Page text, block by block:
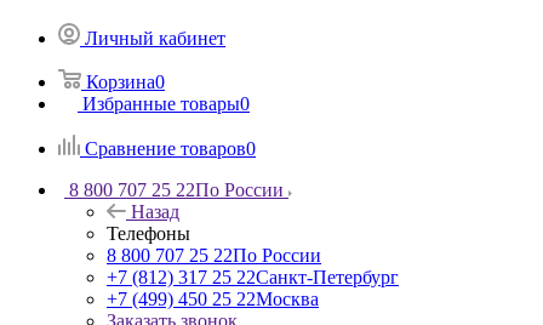
Личный кабинет
Корзина0
Избранные товары0
Сравнение товаров0
8 800 707 25 22По России
Назад
Телефоны
8 800 707 25 22По России
+7 (812) 317 25 22Санкт-Петербург
+7 (499) 450 25 22Москва
Заказать звонок